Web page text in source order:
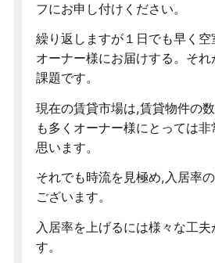
フにお申し付けください。
繰り返しますが１日でも早く
オーナー様にお届けする。そ
課題です。
現在の賃貸市場は,賃貸物件の
も多くオーナー様にとっては
思います。
それでも時流を見極め,入居率
ございます。
入居率を上げるには様々な工
す。